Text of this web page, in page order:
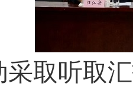
采取听取